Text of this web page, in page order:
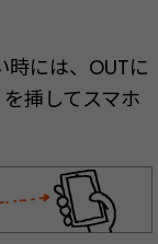
時には、OUTに
挿してスマホ